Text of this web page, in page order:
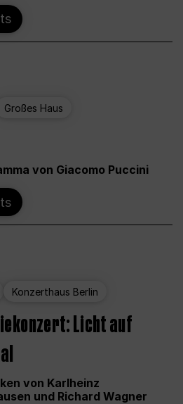
Großes Haus
von Giacomo Puccini
Konzerthaus Berlin
Licht auf
von Karlheinz
und Richard Wagner